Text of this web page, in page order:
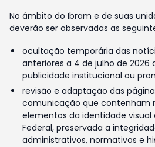
No âmbito do Ibram e de suas
deverão ser observadas as
ocultação temporária das
anteriores a 4 de julho de 2026
publicidade institucional ou
revisão e adaptação das
comunicação que contenham
elementos da identidade visual
Federal, preservada a
administrativos, normativos e